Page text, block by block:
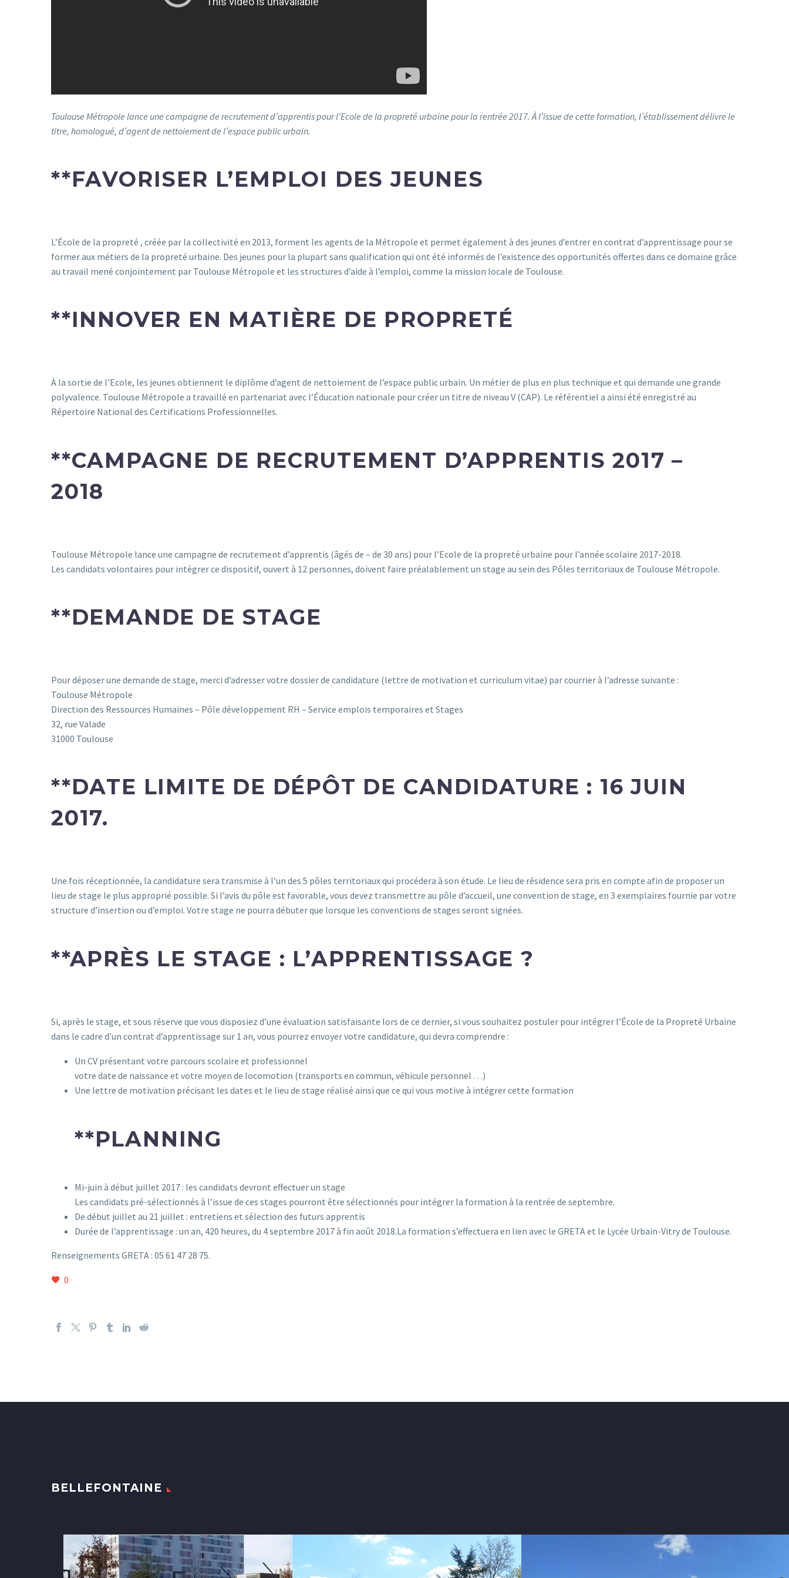
Toulouse Métropole lance une campagne de recrutement d’apprentis pour l’Ecole de la propreté urbaine pour la rentrée 2017. À l’issue de cette formation, l’établissement délivre le
titre, homologué, d’agent de nettoiement de l’espace public urbain.
**FAVORISER L’EMPLOI DES JEUNES
L’École de la propreté , créée par la collectivité en 2013, forment les agents de la Métropole et permet également à des jeunes d’entrer en contrat d’apprentissage pour se
former aux métiers de la propreté urbaine. Des jeunes pour la plupart sans qualification qui ont été informés de l’existence des opportunités offertes dans ce domaine grâce
au travail mené conjointement par Toulouse Métropole et les structures d’aide à l’emploi, comme la mission locale de Toulouse.
**INNOVER EN MATIÈRE DE PROPRETÉ
À la sortie de l’Ecole, les jeunes obtiennent le diplôme d’agent de nettoiement de l’espace public urbain. Un métier de plus en plus technique et qui demande une grande
polyvalence. Toulouse Métropole a travaillé en partenariat avec l’Éducation nationale pour créer un titre de niveau V (CAP). Le référentiel a ainsi été enregistré au
Répertoire National des Certifications Professionnelles.
**CAMPAGNE DE RECRUTEMENT D’APPRENTIS 2017 –
2018
Toulouse Métropole lance une campagne de recrutement d’apprentis (âgés de – de 30 ans) pour l’Ecole de la propreté urbaine pour l’année scolaire 2017-2018.
Les candidats volontaires pour intégrer ce dispositif, ouvert à 12 personnes, doivent faire préalablement un stage au sein des Pôles territoriaux de Toulouse Métropole.
**DEMANDE DE STAGE
Pour déposer une demande de stage, merci d’adresser votre dossier de candidature (lettre de motivation et curriculum vitae) par courrier à l’adresse suivante :
Toulouse Métropole
Direction des Ressources Humaines – Pôle développement RH – Service emplois temporaires et Stages
32, rue Valade
31000 Toulouse
**DATE LIMITE DE DÉPÔT DE CANDIDATURE : 16 JUIN
2017.
Une fois réceptionnée, la candidature sera transmise à l’un des 5 pôles territoriaux qui procédera à son étude. Le lieu de résidence sera pris en compte afin de proposer un
lieu de stage le plus approprié possible. Si l’avis du pôle est favorable, vous devez transmettre au pôle d’accueil, une convention de stage, en 3 exemplaires fournie par votre
structure d’insertion ou d’emploi. Votre stage ne pourra débuter que lorsque les conventions de stages seront signées.
**APRÈS LE STAGE : L’APPRENTISSAGE ?
Si, après le stage, et sous réserve que vous disposiez d’une évaluation satisfaisante lors de ce dernier, si vous souhaitez postuler pour intégrer l’École de la Propreté Urbaine
dans le cadre d’un contrat d’apprentissage sur 1 an, vous pourrez envoyer votre candidature, qui devra comprendre :
Un CV présentant votre parcours scolaire et professionnel
votre date de naissance et votre moyen de locomotion (transports en commun, véhicule personnel …)
Une lettre de motivation précisant les dates et le lieu de stage réalisé ainsi que ce qui vous motive à intégrer cette formation
**PLANNING
Mi-juin à début juillet 2017 : les candidats devront effectuer un stage
Les candidats pré-sélectionnés à l’issue de ces stages pourront être sélectionnés pour intégrer la formation à la rentrée de septembre.
De début juillet au 21 juillet : entretiens et sélection des futurs apprentis
Durée de l’apprentissage : un an, 420 heures, du 4 septembre 2017 à fin août 2018.La formation s’effectuera en lien avec le GRETA et le Lycée Urbain-Vitry de Toulouse.
Renseignements GRETA : 05 61 47 28 75.
0
BELLEFONTAINE